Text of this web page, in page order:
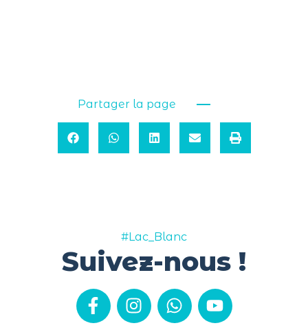
Partager la page
#Lac_Blanc
Suivez-nous !